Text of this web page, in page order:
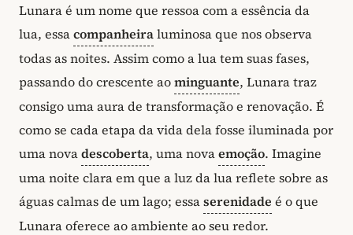
Lunara é um nome que ressoa com a essência da
lua, essacompanheiraluminosa que nos observa
todas as noites. Assim como a lua tem suas fases,
passando do crescente aominguante, Lunara traz
consigo uma aura de transformação e renovação. É
como se cada etapa da vida dela fosse iluminada por
uma novadescoberta, uma novaemoção. Imagine
uma noite clara em que a luz da lua reflete sobre as
águas calmas de um lago; essaserenidade é o que
Lunara oferece ao ambiente ao seu redor.